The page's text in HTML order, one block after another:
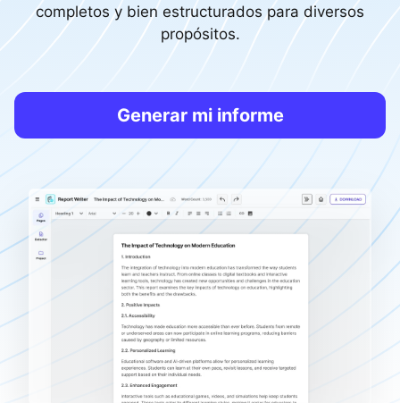
completos y bien estructurados para diversos
propósitos.
Generar mi informe